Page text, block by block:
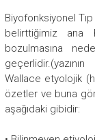
Biyofonksiyonel Tıp
belirttiğimiz ana
bozulmasına
Wallace etyolojik
özetler ve buna
aşağıdaki gibidir: